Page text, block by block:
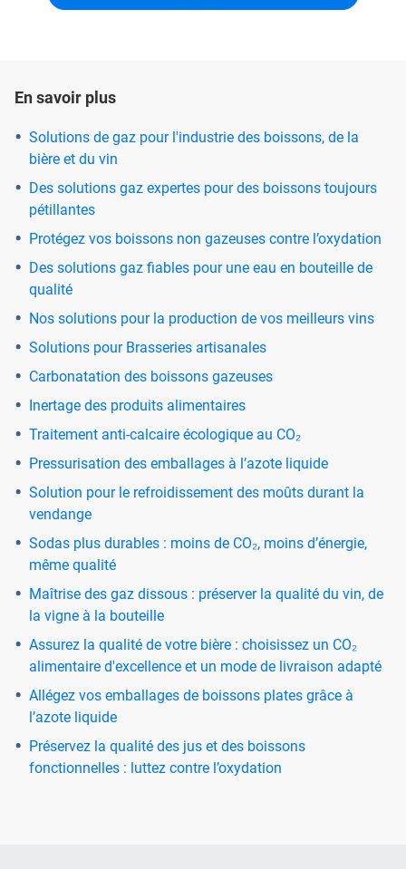
En savoir plus
Solutions de gaz pour l'industrie des boissons, de la
bière et du vin
Des solutions gaz expertes pour des boissons toujours
pétillantes
Protégez vos boissons non gazeuses contre l’oxydation
Des solutions gaz fiables pour une eau en bouteille de
qualité
Nos solutions pour la production de vos meilleurs vins
Solutions pour Brasseries artisanales
Carbonatation des boissons gazeuses
Inertage des produits alimentaires
Traitement anti-calcaire écologique au CO₂
Pressurisation des emballages à l’azote liquide
Solution pour le refroidissement des moûts durant la
vendange
Sodas plus durables : moins de CO₂, moins d’énergie,
même qualité
Maîtrise des gaz dissous : préserver la qualité du vin, de
la vigne à la bouteille
Assurez la qualité de votre bière : choisissez un CO₂
alimentaire d'excellence et un mode de livraison adapté
Allégez vos emballages de boissons plates grâce à
l’azote liquide
Préservez la qualité des jus et des boissons
fonctionnelles : luttez contre l’oxydation